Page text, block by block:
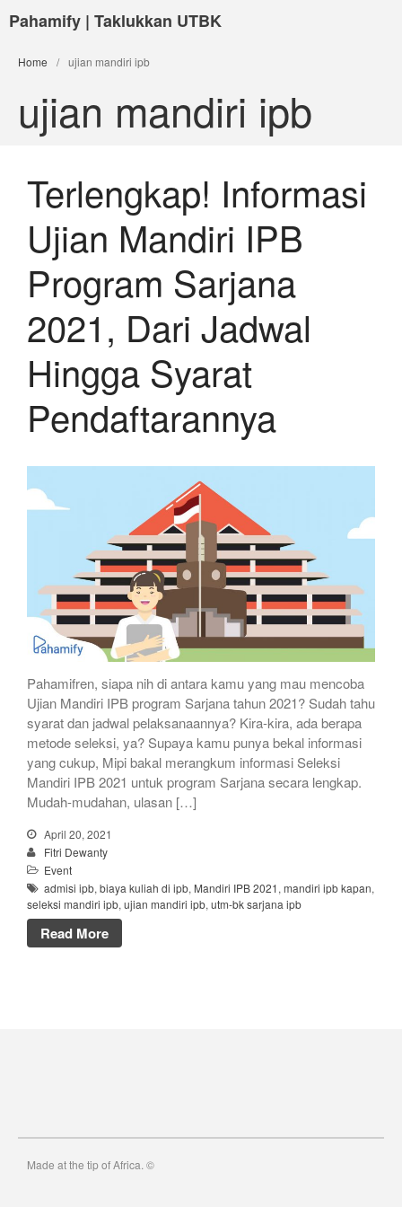
Pahamify | Taklukkan UTBK
Home / ujian mandiri ipb
ujian mandiri ipb
Terlengkap! Informasi
Ujian Mandiri IPB
Program Sarjana
2021, Dari Jadwal
Hingga Syarat
Pendaftarannya
Pahamifren, siapa nih di antara kamu yang mau mencoba
Ujian Mandiri IPB program Sarjana tahun 2021? Sudah tahu
syarat dan jadwal pelaksanaannya? Kira-kira, ada berapa
metode seleksi, ya? Supaya kamu punya bekal informasi
yang cukup, Mipi bakal merangkum informasi Seleksi
Mandiri IPB 2021 untuk program Sarjana secara lengkap.
Mudah-mudahan, ulasan […]
April 20, 2021
Fitri Dewanty
Event
admisi ipb, biaya kuliah di ipb, Mandiri IPB 2021, mandiri ipb kapan,
seleksi mandiri ipb, ujian mandiri ipb, utm-bk sarjana ipb
Read More
Made at the tip of Africa. ©